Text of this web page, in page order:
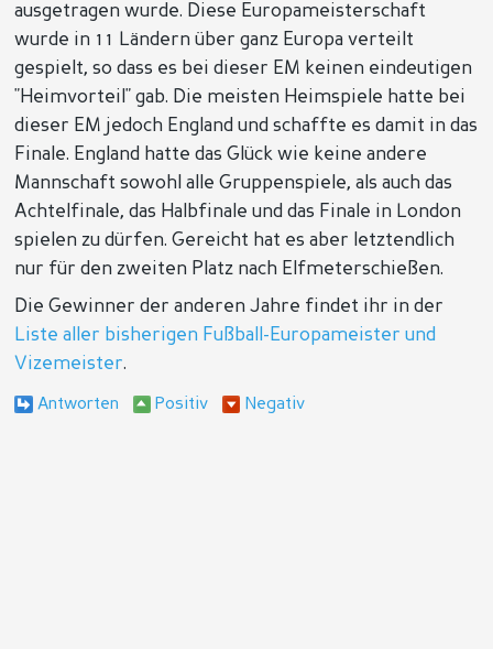
ausgetragen wurde. Diese Europameisterschaft
wurde in 11 Ländern über ganz Europa verteilt
gespielt, so dass es bei dieser EM keinen eindeutigen
"Heimvorteil" gab. Die meisten Heimspiele hatte bei
dieser EM jedoch England und schaffte es damit in das
Finale. England hatte das Glück wie keine andere
Mannschaft sowohl alle Gruppenspiele, als auch das
Achtelfinale, das Halbfinale und das Finale in London
spielen zu dürfen. Gereicht hat es aber letztendlich
nur für den zweiten Platz nach Elfmeterschießen.
Die Gewinner der anderen Jahre findet ihr in der
Liste aller bisherigen Fußball-Europameister und
Vizemeister.